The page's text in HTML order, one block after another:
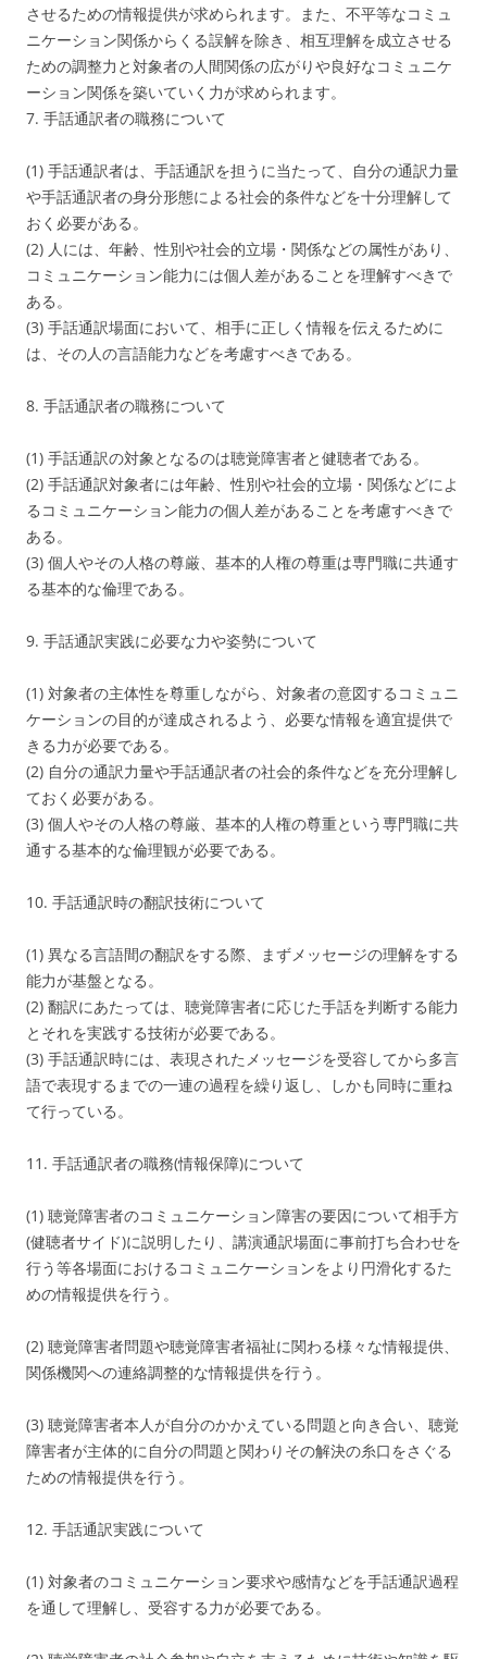
させるための情報提供が求められます。また、不平等なコミュ
ニケーション関係からくる誤解を除き、相互理解を成立させる
ための調整力と対象者の人間関係の広がりや良好なコミュニケ
ーション関係を築いていく力が求められます。
7. 手話通訳者の職務について
(1) 手話通訳者は、手話通訳を担うに当たって、自分の通訳力量
や手話通訳者の身分形態による社会的条件などを十分理解して
おく必要がある。
(2) 人には、年齢、性別や社会的立場・関係などの属性があり、
コミュニケーション能力には個人差があることを理解すべきで
ある。
(3) 手話通訳場面において、相手に正しく情報を伝えるために
は、その人の言語能力などを考慮すべきである。
8. 手話通訳者の職務について
(1) 手話通訳の対象となるのは聴覚障害者と健聴者である。
(2) 手話通訳対象者には年齢、性別や社会的立場・関係などによ
るコミュニケーション能力の個人差があることを考慮すべきで
ある。
(3) 個人やその人格の尊厳、基本的人権の尊重は専門職に共通す
る基本的な倫理である。
9. 手話通訳実践に必要な力や姿勢について
(1) 対象者の主体性を尊重しながら、対象者の意図するコミュニ
ケーションの目的が達成されるよう、必要な情報を適宜提供で
きる力が必要である。
(2) 自分の通訳力量や手話通訳者の社会的条件などを充分理解し
ておく必要がある。
(3) 個人やその人格の尊厳、基本的人権の尊重という専門職に共
通する基本的な倫理観が必要である。
10. 手話通訳時の翻訳技術について
(1) 異なる言語間の翻訳をする際、まずメッセージの理解をする
能力が基盤となる。
(2) 翻訳にあたっては、聴覚障害者に応じた手話を判断する能力
とそれを実践する技術が必要である。
(3) 手話通訳時には、表現されたメッセージを受容してから多言
語で表現するまでの一連の過程を繰り返し、しかも同時に重ね
て行っている。
11. 手話通訳者の職務(情報保障)について
(1) 聴覚障害者のコミュニケーション障害の要因について相手方
(健聴者サイド)に説明したり、講演通訳場面に事前打ち合わせを
行う等各場面におけるコミュニケーションをより円滑化するた
めの情報提供を行う。
(2) 聴覚障害者問題や聴覚障害者福祉に関わる様々な情報提供、
関係機関への連絡調整的な情報提供を行う。
(3) 聴覚障害者本人が自分のかかえている問題と向き合い、聴覚
障害者が主体的に自分の問題と関わりその解決の糸口をさぐる
ための情報提供を行う。
12. 手話通訳実践について
(1) 対象者のコミュニケーション要求や感情などを手話通訳過程
を通して理解し、受容する力が必要である。